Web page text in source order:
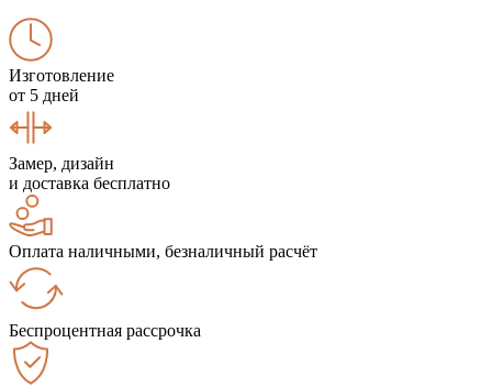
Изготовление
от 5 дней
Замер, дизайн
и доставка бесплатно
Оплата наличными, безналичный расчёт
Беспроцентная рассрочка